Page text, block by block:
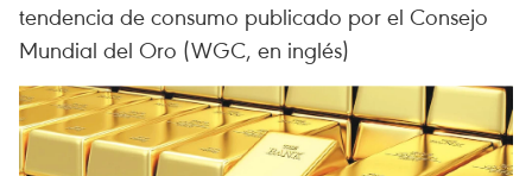
tendencia de consumo publicado por el Consejo
Mundial del Oro (WGC, en inglés)